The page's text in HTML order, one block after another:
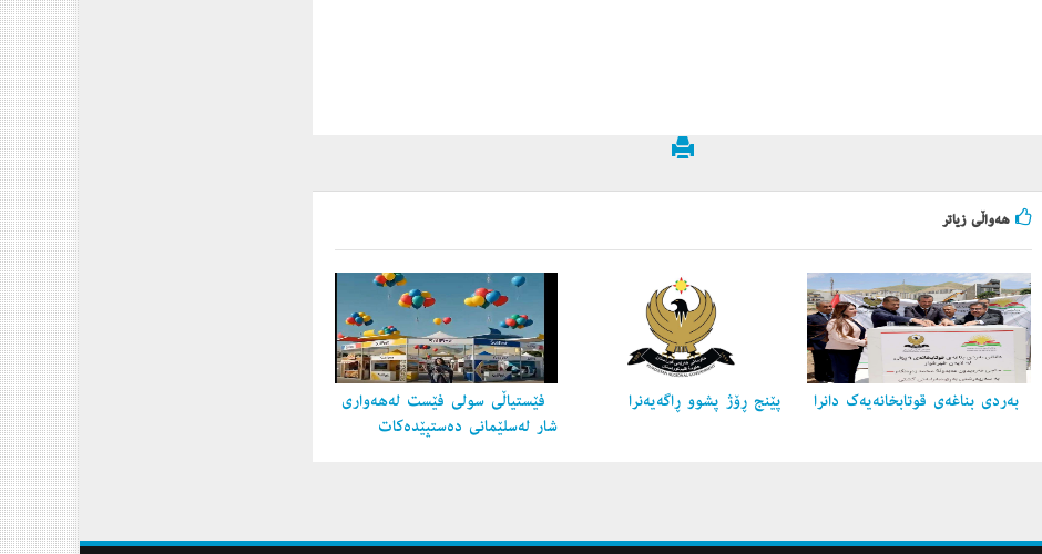
هه‌واڵی زیاتر
فێستیاڵی سولی فێست لەهەواری
شار لەسلێمانی دەستپێدەكات
پێنج ڕۆژ پشوو ڕاگه‌یه‌نرا به‌ردی بناغه‌ی قوتابخانه‌یه‌ك دانرا